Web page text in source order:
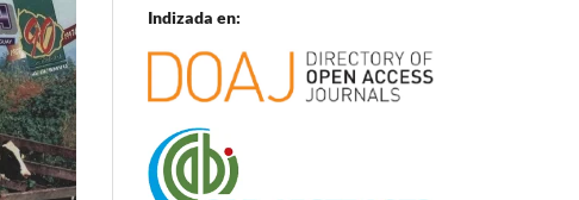
Indizada en: